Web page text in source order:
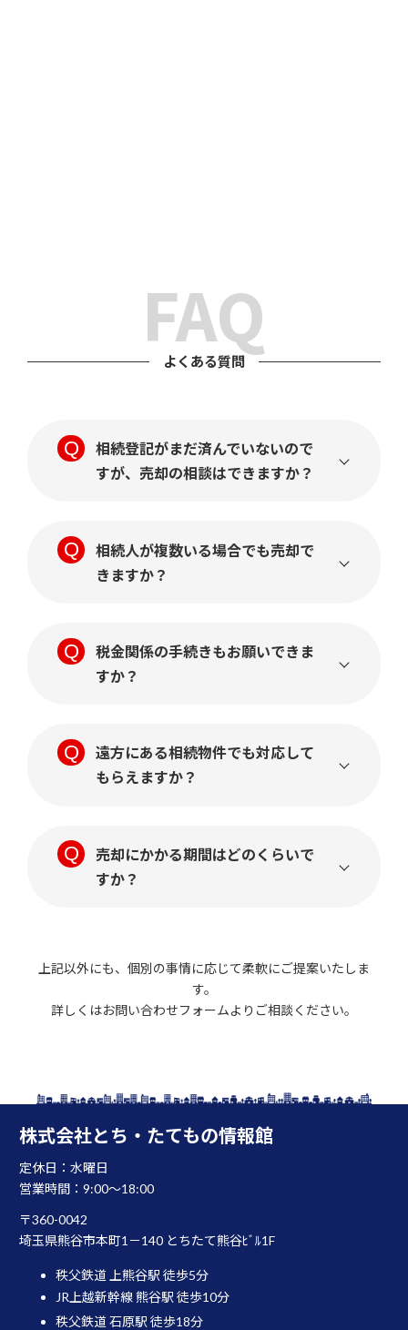
FAQ
よくある質問
相続登記がまだ済んでいないので
すが、売却の相談はできますか？
相続人が複数いる場合でも売却で
きますか？
税金関係の手続きもお願いできま
すか？
遠方にある相続物件でも対応して
もらえますか？
売却にかかる期間はどのくらいで
すか？
上記以外にも、個別の事情に応じて柔軟にご提案いたしま
す。
詳しくはお問い合わせフォームよりご相談ください。
株式会社とち・たてもの情報館
定休日：水曜日
営業時間：9:00～18:00
〒360-0042
埼玉県熊谷市本町1－140 とちたて熊谷ﾋﾞﾙ1F
秩父鉄道 上熊谷駅 徒歩5分
JR上越新幹線 熊谷駅 徒歩10分
秩父鉄道 石原駅 徒歩18分